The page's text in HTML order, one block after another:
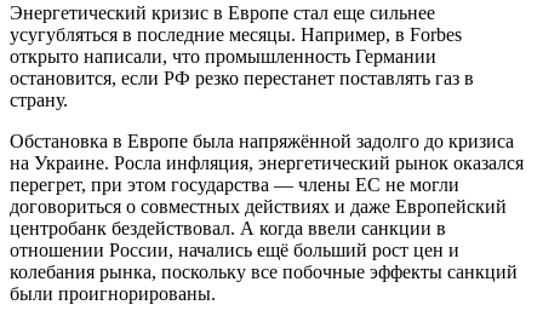
Энергетический кризис в Европе стал еще сильнее
усугубляться в последние месяцы. Например, в Forbes
открыто написали, что промышленность Германии
остановится, если РФ резко перестанет поставлять газ в
страну.
Обстановка в Европе была напряжённой задолго до кризиса
на Украине. Росла инфляция, энергетический рынок оказался
перегрет, при этом государства — члены ЕС не могли
договориться о совместных действиях и даже Европейский
центробанк бездействовал. А когда ввели санкции в
отношении России, начались ещё больший рост цен и
колебания рынка, поскольку все побочные эффекты санкций
были проигнорированы.